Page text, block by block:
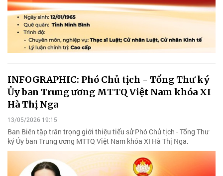
INFOGRAPHIC: Phó Chủ tịch - Tổng Thư ký
Ủy ban Trung ương MTTQ Việt Nam khóa XI
Hà Thị Nga
13/05/2026 19:15
Ban Biên tập trân trọng giới thiệu tiểu sử Phó Chủ tịch - Tổng Thư
ký Ủy ban Trung ương MTTQ Việt Nam khóa XI Hà Thị Nga.